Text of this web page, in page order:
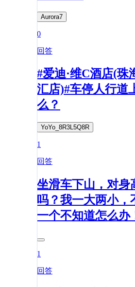
Aurora7
0
回答
#爱迪·维C酒店(珠
汇店)#车停人行道
么？
YoYo_8R3L5Q8R
1
回答
坐滑车下山，对身
吗？我一大两小，
一个不知道怎么办
1
回答